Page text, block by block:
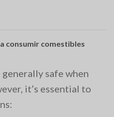
consumir comestibles
safe when
it’s essential to